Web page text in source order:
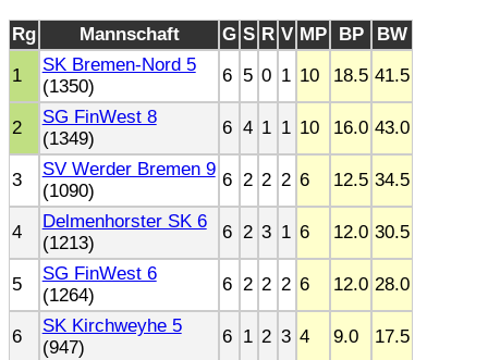
Rg Mannschaft G S R V MP BP
BW
1
SK Bremen-Nord 5
(1350)
6 5 0 1 10 18.5 41.5
2
SG FinWest 8
(1349)
6 4 1 1 10 16.0 43.0
3
SV Werder Bremen 9
(1090)
6 2 2 2 6 12.5 34.5
4
Delmenhorster SK 6
(1213)
6 2 3 1 6 12.0 30.5
5
SG FinWest 6
(1264)
6 2 2 2 6 12.0 28.0
6
SK Kirchweyhe 5
(947)
6 1 2 3 4 9.0 17.5